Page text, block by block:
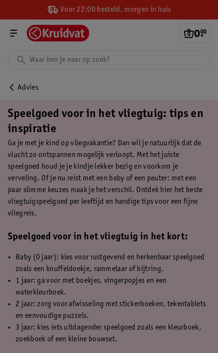
Voor 22:00 besteld, morgen in huis
0.
00
Advies
Speelgoed voor in het vliegtuig: tips en
inspiratie
Ga je met je kind op vliegvakantie? Dan wil je natuurlijk dat de
vlucht zo ontspannen mogelijk verloopt. Met het juiste
speelgoed houd je je kindje lekker bezig en voorkom je
verveling. Of je nu reist met een baby of een peuter: met een
paar slimme keuzes maak je het verschil. Ontdek hier het beste
vliegtuigspeelgoed per leeftijd en handige tips voor een fijne
vliegreis.
Speelgoed voor in het vliegtuig in het kort:
Baby (0 jaar): kies voor rustgevend en herkenbaar speelgoed
zoals een knuffeldoekje, rammelaar of bijtring.
1 jaar: ga voor met boekjes, vingerpopjes en een
waterkleurboek.
2 jaar: zorg voor afwisseling met stickerboeken, tekentablets
en eenvoudige puzzels.
3 jaar: kies iets uitdagender speelgoed zoals een kleurboek,
zoekboek of een kleine bouwset.